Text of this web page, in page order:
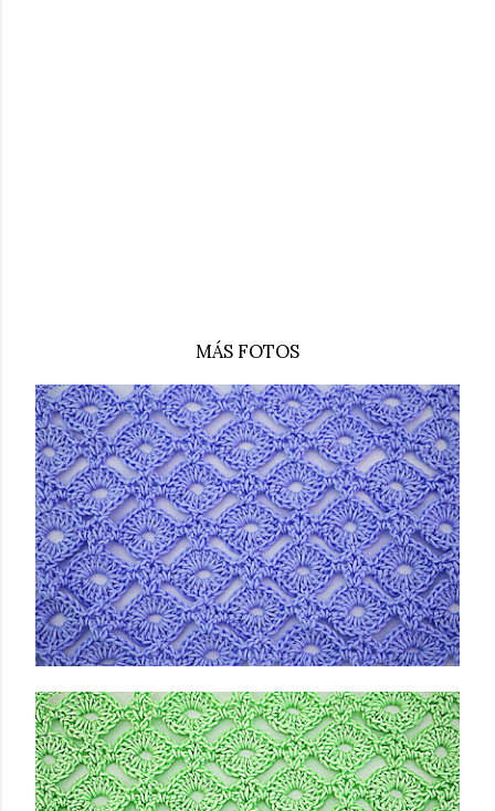
MÁS FOTOS